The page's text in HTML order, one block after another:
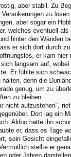
aber stabil. Zu
zu
aber sogar ein
welches eventuell
hinter den Wänden
er sich dort durch
er kam hier
langsam auf,
Er fühlte sich
denn die
genug, um zu
zu bleiben.
nicht aufzustehen",
Dort lag ein
Aldoc hatte ihn
er, dass es Tage
sein Gesicht
stellte er
oder Jahren